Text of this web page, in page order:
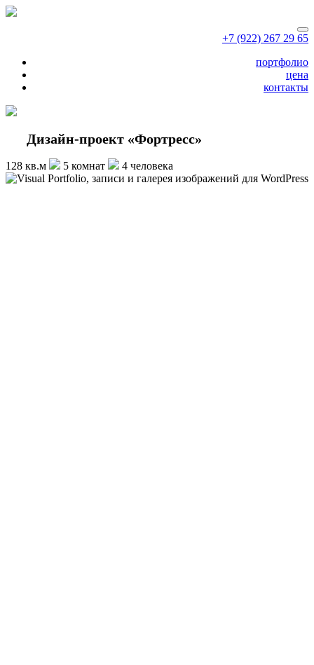
+7 (922) 267 29 65
портфолио
цена
контакты
Дизайн-проект «Фортресс»
128 кв.м 5 комнат 4 человека